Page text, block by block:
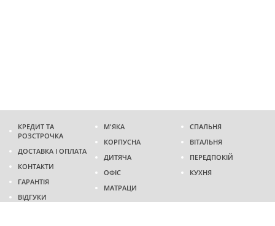
КРЕДИТ ТА
РОЗСТРОЧКА
ДОСТАВКА І ОПЛАТА
КОНТАКТИ
ГАРАНТІЯ
ВІДГУКИ
М'ЯКА
КОРПУСНА
ДИТЯЧА
ОФІС
МАТРАЦИ
СПАЛЬНЯ
ВІТАЛЬНЯ
ПЕРЕДПОКІЙ
КУХНЯ